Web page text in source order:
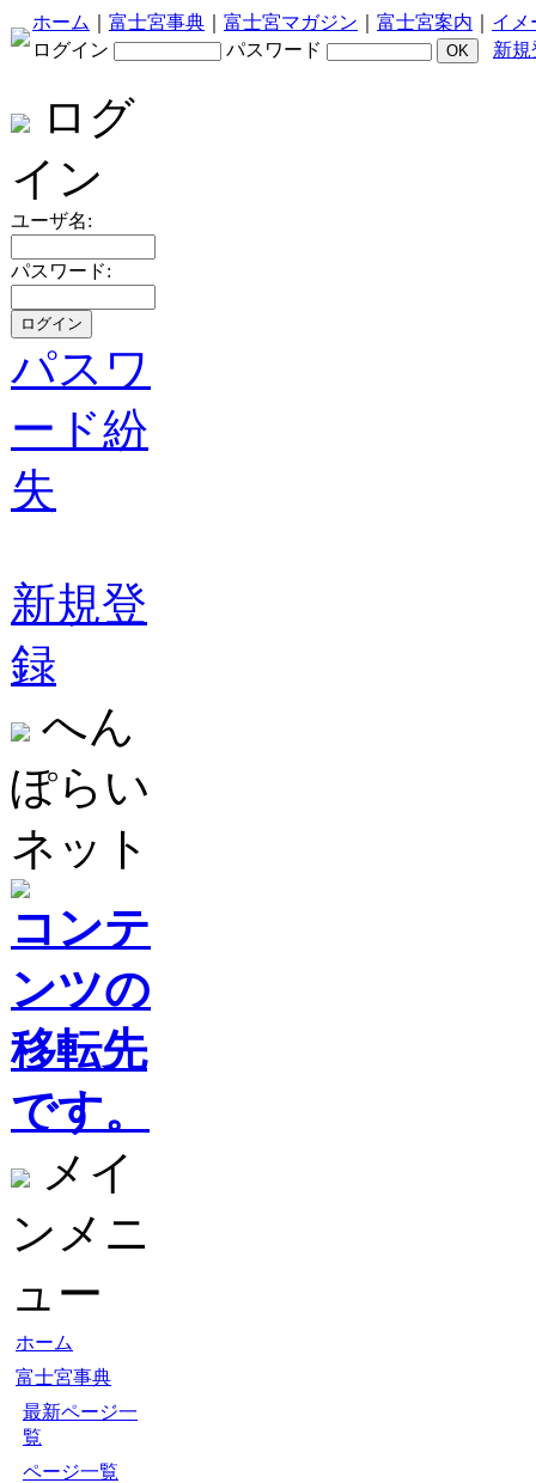
ホーム 富士宮事典 富士宮マガジン 富士宮案内
イメ
ログイン
パスワード 新規
ログ
イン
ユーザ名:
パスワード:
パスワ
ード紛
失
新規登
録
へん
ぽらい
ネット
コンテ
ンツの
移転先
です。
メイ
ンメニ
ュー
ホーム
富士宮事典
最新ページ一
覧
ページ一覧